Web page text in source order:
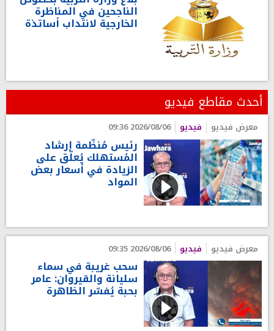
الناجحين في المناظرة
الخارجية لانتداب أساتذة
أحدث مقاطع فيديو
معرض فيديو فيديو 2026/08/06 09:36
رئيس مُنظّمة إرشاد
المُستهلك يُعلّق على
الزيادة في أسعار بعض
المواد
معرض فيديو فيديو 2026/08/06 09:35
سحب غريبة في سماء
سليانة والقيروان: عامر
بحبة يُفسّر الظاهرة